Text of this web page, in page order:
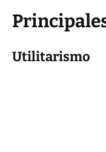
Utilitarismo